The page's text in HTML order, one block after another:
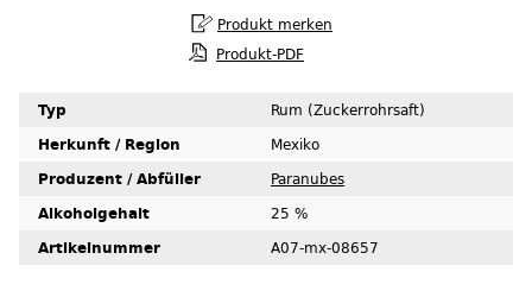
Produkt-PDF
Typ
Rum (Zuckerrohrsaft)
Herkunft / Region
Mexiko
Produzent / Abfüller
Paranubes
Alkoholgehalt
25 %
Artikelnummer
A07-mx-08657